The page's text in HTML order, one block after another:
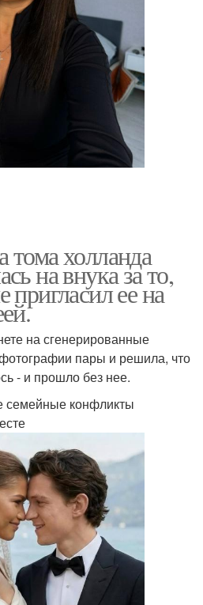
тома холланда
на внука за то,
пригласил ее на
на сгенерированные
пары и решила, что
- и прошло без нее.
семейные конфликты